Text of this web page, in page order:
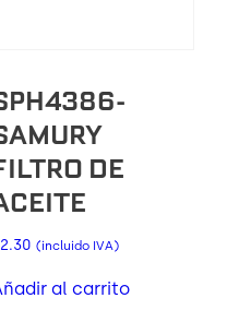
DE
2.30 (incluido IVA)
al carrito